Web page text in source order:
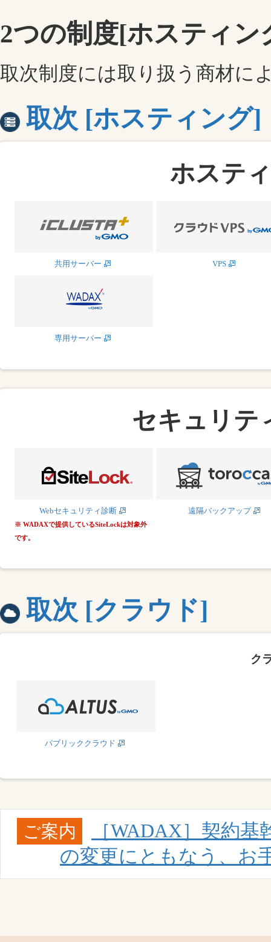
2つの制度[ホスティン
取次制度には取り扱う商材に
取次 [ホスティング]
ホステ
共用サーバー VPS
専用サーバー
セキュリテ
Webセキュリティ診断
※ WADAXで提供しているSiteLockは対象外
です。
遠隔バックアップ
取次 [クラウド]
ク
パブリッククラウド
ご案内
［WADAX］契約
の変更にともなう、お